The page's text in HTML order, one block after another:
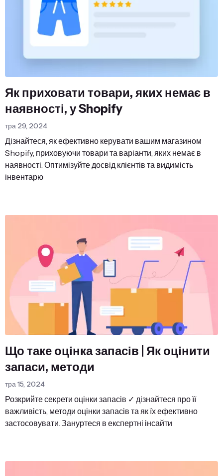
Як приховати товари, яких немає в
наявності, у Shopify
тра 29, 2024
Дізнайтеся, як ефективно керувати вашим магазином
Shopify, приховуючи товари та варіанти, яких немає в
наявності. Оптимізуйте досвід клієнтів та видимість
інвентарю
Що таке оцінка запасів | Як оцінити
запаси, методи
тра 15, 2024
Розкрийте секрети оцінки запасів ✓ дізнайтеся про її
важливість, методи оцінки запасів та як їх ефективно
застосовувати. Зануртеся в експертні інсайти